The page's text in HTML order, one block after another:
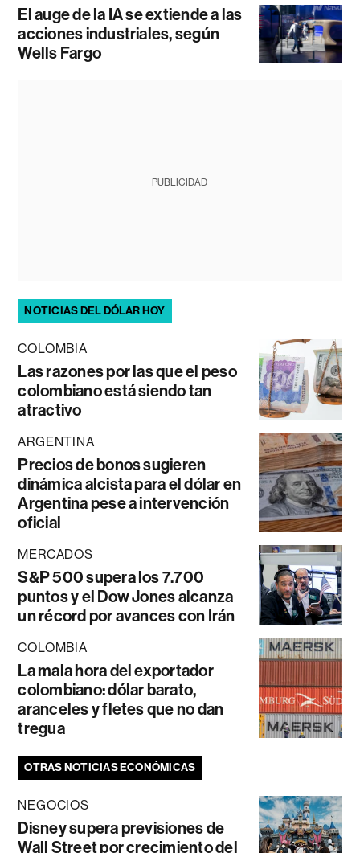
El auge de la IA se extiende a las
acciones industriales, según
Wells Fargo
PUBLICIDAD
NOTICIAS DEL DÓLAR HOY
COLOMBIA
Las razones por las que el peso
colombiano está siendo tan
atractivo
ARGENTINA
Precios de bonos sugieren
dinámica alcista para el dólar en
Argentina pese a intervención
oficial
MERCADOS
S&P 500 supera los 7.700
puntos y el Dow Jones alcanza
un récord por avances con Irán
COLOMBIA
La mala hora del exportador
colombiano: dólar barato,
aranceles y fletes que no dan
tregua
OTRAS NOTICIAS ECONÓMICAS
NEGOCIOS
Disney supera previsiones de
Wall Street por crecimiento del